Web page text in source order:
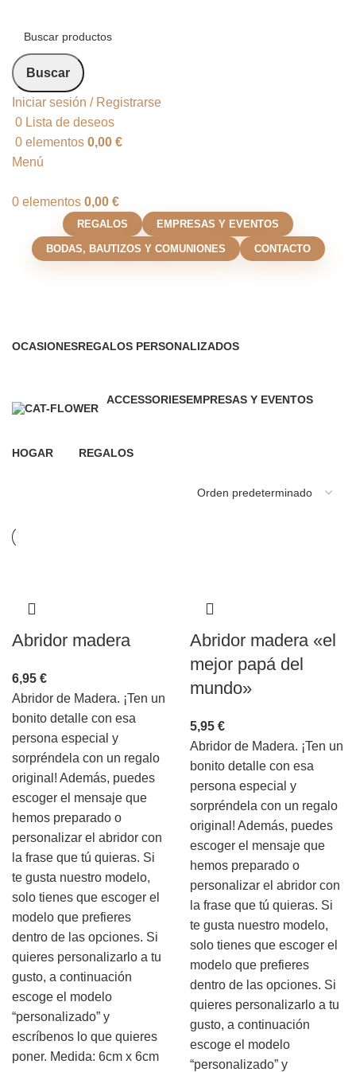
Buscar
Iniciar sesión / Registrarse
0 Lista de deseos
0 elementos 0,00 €
Menú
0 elementos 0,00 €
REGALOS EMPRESAS Y EVENTOS
BODAS, BAUTIZOS Y COMUNIONES CONTACTO
OCASIONESREGALOS PERSONALIZADOS
ACCESSORIESEMPRESAS Y EVENTOS
HOGAR
REGALOS
Abridor madera
6,95 €
Abridor de Madera. ¡Ten un
bonito detalle con esa
persona especial y
sorpréndela con un regalo
original! Además, puedes
escoger el mensaje que
hemos preparado o
personalizar el abridor con
la frase que tú quieras. Si
te gusta nuestro modelo,
solo tienes que escoger el
modelo que prefieres
dentro de las opciones. Si
quieres personalizarlo a tu
gusto, a continuación
escoge el modelo
“personalizado” y
escríbenos lo que quieres
poner. Medida: 6cm x 6cm
Abridor madera «el
mejor papá del
mundo»
5,95 €
Abridor de Madera. ¡Ten un
bonito detalle con esa
persona especial y
sorpréndela con un regalo
original! Además, puedes
escoger el mensaje que
hemos preparado o
personalizar el abridor con
la frase que tú quieras. Si
te gusta nuestro modelo,
solo tienes que escoger el
modelo que prefieres
dentro de las opciones. Si
quieres personalizarlo a tu
gusto, a continuación
escoge el modelo
“personalizado” y